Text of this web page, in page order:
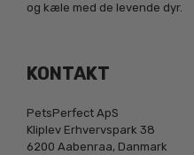
og kæle med de levende dyr.
KONTAKT
PetsPerfect ApS
Kliplev Erhvervspark 38
6200 Aabenraa, Danmark